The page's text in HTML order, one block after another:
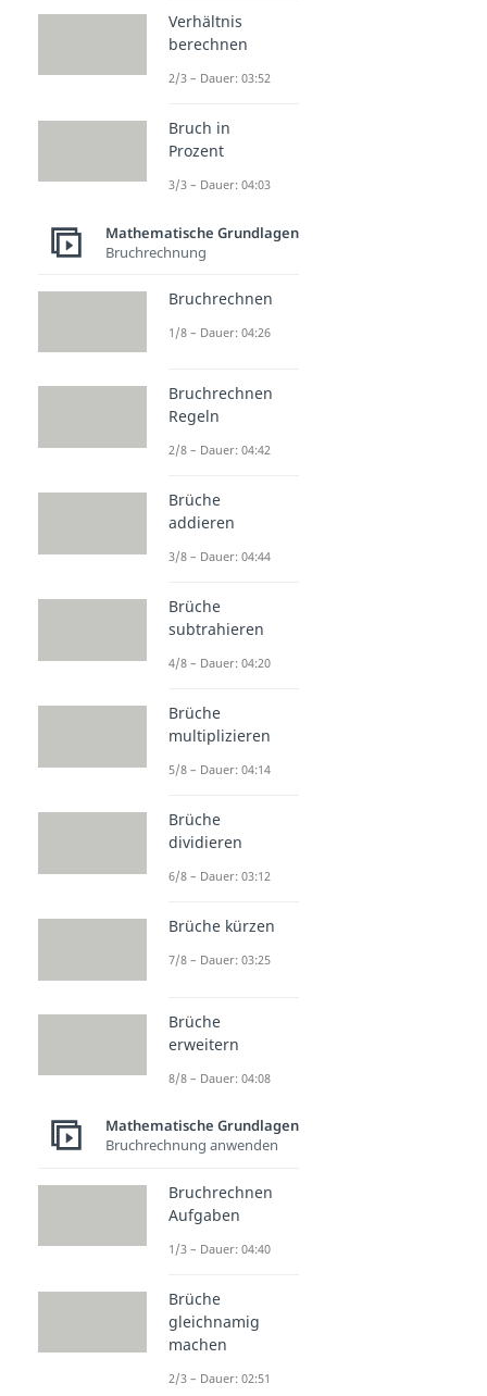
Verhältnis
berechnen
2/3 – Dauer: 03:52
Bruch in
Prozent
3/3 – Dauer: 04:03
Mathematische Grundlagen
Bruchrechnung
Bruchrechnen
1/8 – Dauer: 04:26
Bruchrechnen
Regeln
2/8 – Dauer: 04:42
Brüche
addieren
3/8 – Dauer: 04:44
Brüche
subtrahieren
4/8 – Dauer: 04:20
Brüche
multiplizieren
5/8 – Dauer: 04:14
Brüche
dividieren
6/8 – Dauer: 03:12
Brüche kürzen
7/8 – Dauer: 03:25
Brüche
erweitern
8/8 – Dauer: 04:08
Mathematische Grundlagen
Bruchrechnung anwenden
Bruchrechnen
Aufgaben
1/3 – Dauer: 04:40
Brüche
gleichnamig
machen
2/3 – Dauer: 02:51